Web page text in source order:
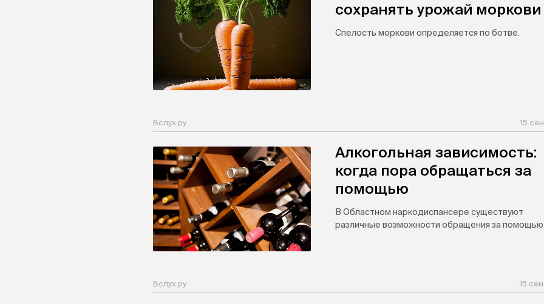
сохранять урожай моркови
Спелость моркови определяется по ботве.
Вслух.ру 15
Алкогольная зависимость:
когда пора обращаться за
помощью
В Областном наркодиспансере существуют
различные возможности обращения за помощью.
Вслух.ру 15